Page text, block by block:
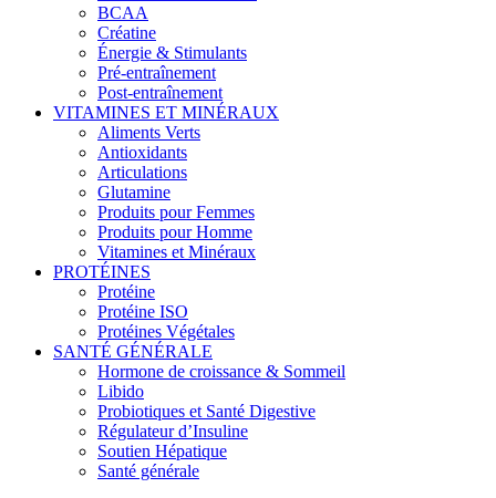
BCAA
Créatine
Énergie & Stimulants
Pré-entraînement
Post-entraînement
VITAMINES ET MINÉRAUX
Aliments Verts
Antioxidants
Articulations
Glutamine
Produits pour Femmes
Produits pour Homme
Vitamines et Minéraux
PROTÉINES
Protéine
Protéine ISO
Protéines Végétales
SANTÉ GÉNÉRALE
Hormone de croissance & Sommeil
Libido
Probiotiques et Santé Digestive
Régulateur d’Insuline
Soutien Hépatique
Santé générale